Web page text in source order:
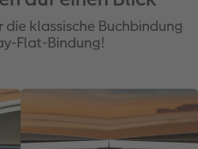
die klassische Buchbindung
Flat-Bindung!